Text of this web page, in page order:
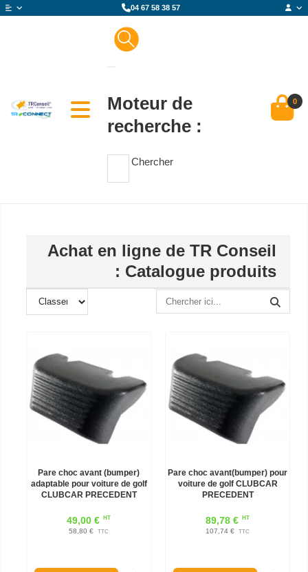
04 67 58 38 57
Moteur de
recherche :
Chercher
0
Achat en ligne de TR Conseil
: Catalogue produits
Pare choc avant (bumper)
adaptable pour voiture de golf
CLUBCAR PRECEDENT
49,00 € HT
58,80 € TTC
Pare choc avant(bumper) pour
voiture de golf CLUBCAR
PRECEDENT
89,78 € HT
107,74 € TTC